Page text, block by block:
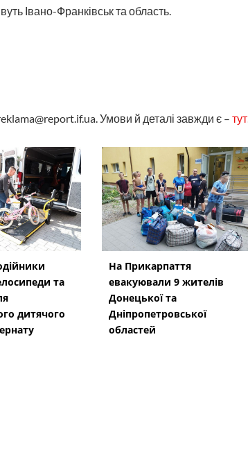
Івано-Франківськ та область.
Умови й деталі завжди є – тут
та
дитячого
На Прикарпаття
евакуювали 9 жителів
Донецької та
Дніпропетровської
областей